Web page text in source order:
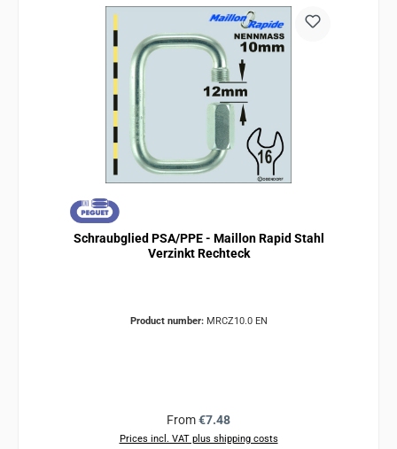
Schraubglied PSA/PPE - Maillon Rapid Stahl
Verzinkt Rechteck
Product number: MRCZ10.0 EN
Regular price:
From€7.48
Prices incl. VAT plus shipping costs